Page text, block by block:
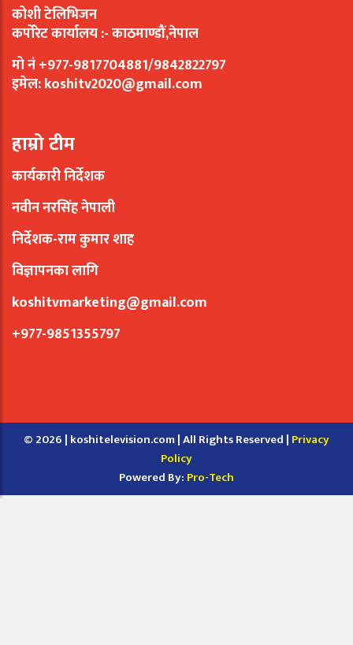
कोशी टेलिभिजन
कर्पोरेट कार्यालय :- काठमाण्डौं,नेपाल
मो नं +977-9817704881/9842822797
इमेल:koshitv2020@gmail.com
हाम्रो टीम
कार्यकारी निर्देशक
नवीन नरसिंह नेपाली
निर्देशक-राम कुमार शाह
विज्ञापनका लागि
koshitvmarketing@gmail.com
+977-9851355797
© 2026 | koshitelevision.com | All Rights Reserved | Privacy
Policy
Powered By: Pro-Tech